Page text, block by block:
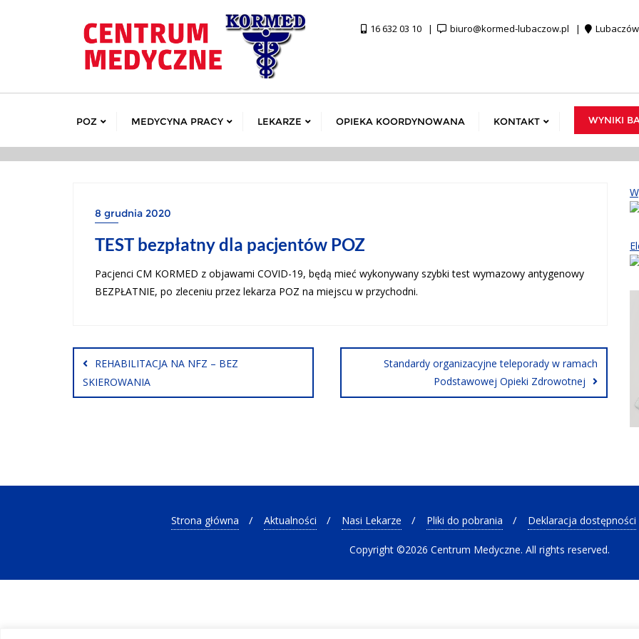
16 632 03 10 biuro@kormed-lubaczow.pl
POZ MEDYCYNA PRACY LEKARZE OPIEKA KOORDYNOWANA KONTAKT WYNIKI
8 grudnia 2020
TEST bezpłatny dla pacjentów POZ
Pacjenci CM KORMED z objawami COVID-19, będą mieć wykonywany szybki test wymazowy antygenowy
BEZPŁATNIE, po zleceniu przez lekarza POZ na miejscu w przychodni.
Nawigacja
wpisu
REHABILITACJA NA NFZ – BEZ
SKIEROWANIA
Standardy organizacyjne teleporady w ramach
Podstawowej Opieki Zdrowotnej
Strona główna Aktualności Nasi Lekarze Pliki do pobrania Deklaracja dostępności
Copyright ©2026 Centrum Medyczne. All rights reserved.